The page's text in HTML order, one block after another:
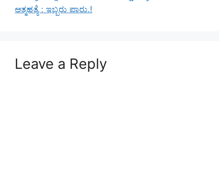
ಆತ್ಮಹತ್ಯೆ : ಇಬ್ಬರು ಪಾರು.!
Leave a Reply